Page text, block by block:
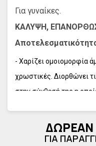
Για γυναίκες.
ΚΑΛΥΨΗ,
- Χαρίζει ομοιομορφία
χρωστικές. Διορθώνει
στην σύνθεσή της η
- ΧΩΡΙΣ PARABEN, η
ΓΙΑ